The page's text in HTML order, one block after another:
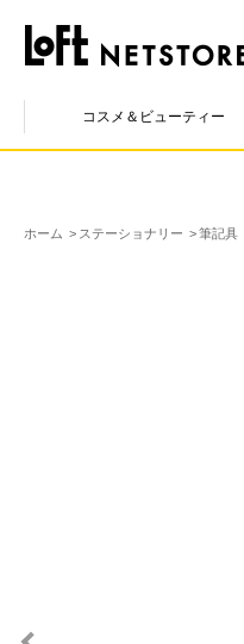
コスメ＆ビューティー
ホーム ステーショナリー 筆記具